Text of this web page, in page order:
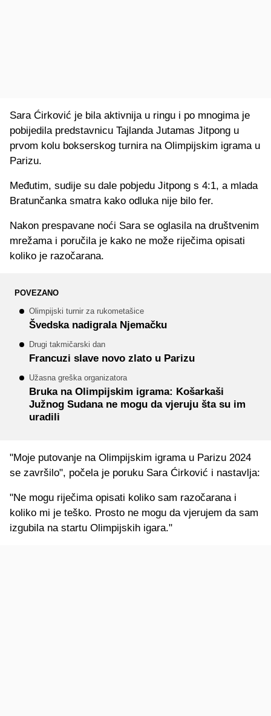
Sara Ćirković je bila aktivnija u ringu i po mnogima je
pobijedila predstavnicu Tajlanda Jutamas Jitpong u
prvom kolu bokserskog turnira na Olimpijskim igrama u
Parizu.
Međutim, sudije su dale pobjedu Jitpong s 4:1, a mlada
Bratunčanka smatra kako odluka nije bilo fer.
Nakon prespavane noći Sara se oglasila na društvenim
mrežama i poručila je kako ne može riječima opisati
koliko je razočarana.
POVEZANO
Olimpijski turnir za rukometašice
Švedska nadigrala Njemačku
Drugi takmičarski dan
Francuzi slave novo zlato u Parizu
Užasna greška organizatora
Bruka na Olimpijskim igrama: Košarkaši
Južnog Sudana ne mogu da vjeruju šta su im
uradili
"Moje putovanje na Olimpijskim igrama u Parizu 2024
se završilo", počela je poruku Sara Ćirković i nastavlja:
"Ne mogu riječima opisati koliko sam razočarana i
koliko mi je teško. Prosto ne mogu da vjerujem da sam
izgubila na startu Olimpijskih igara."